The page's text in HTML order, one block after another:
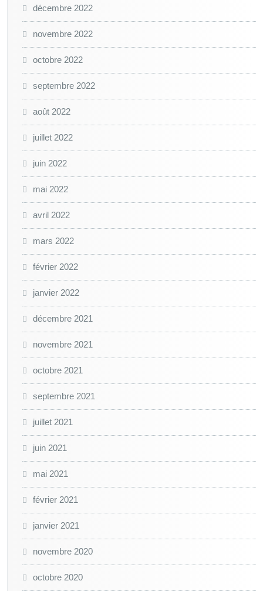
décembre 2022
novembre 2022
octobre 2022
septembre 2022
août 2022
juillet 2022
juin 2022
mai 2022
avril 2022
mars 2022
février 2022
janvier 2022
décembre 2021
novembre 2021
octobre 2021
septembre 2021
juillet 2021
juin 2021
mai 2021
février 2021
janvier 2021
novembre 2020
octobre 2020